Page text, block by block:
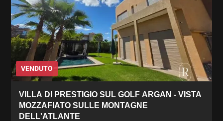
VENDUTO
VILLA DI PRESTIGIO SUL GOLF ARGAN - VISTA
MOZZAFIATO SULLE MONTAGNE
DELL'ATLANTE